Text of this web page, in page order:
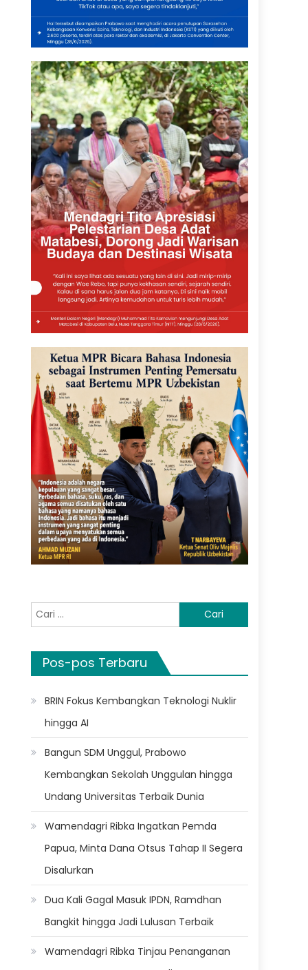
Cari
untuk:
Pos-pos Terbaru
BRIN Fokus Kembangkan Teknologi Nuklir
hingga AI
Bangun SDM Unggul, Prabowo
Kembangkan Sekolah Unggulan hingga
Undang Universitas Terbaik Dunia
Wamendagri Ribka Ingatkan Pemda
Papua, Minta Dana Otsus Tahap II Segera
Disalurkan
Dua Kali Gagal Masuk IPDN, Ramdhan
Bangkit hingga Jadi Lulusan Terbaik
Wamendagri Ribka Tinjau Penanganan